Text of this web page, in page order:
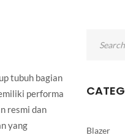
tubuh bagian
performa
resmi dan
yang
Blazer